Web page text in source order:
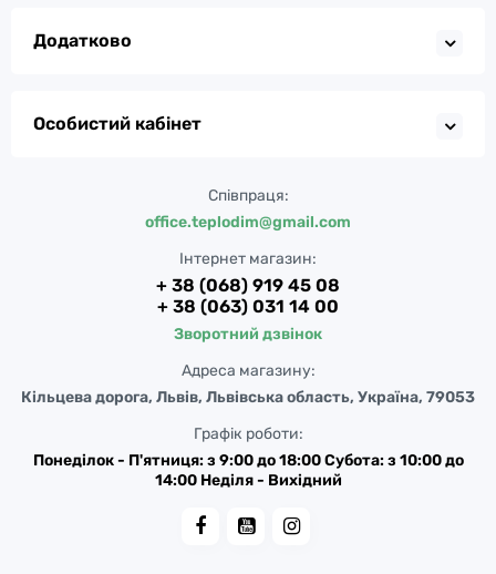
Додатково
Особистий кабінет
Співпраця:
office.teplodim@gmail.com
Інтернет магазин:
+ 38 (068) 919 45 08
+ 38 (063) 031 14 00
Зворотний дзвінок
Адреса магазину:
Кільцева дорога, Львів, Львівська область, Україна, 79053
Графік роботи:
Понеділок - П'ятниця: з 9:00 до 18:00 Субота: з 10:00 до
14:00 Неділя - Вихідний